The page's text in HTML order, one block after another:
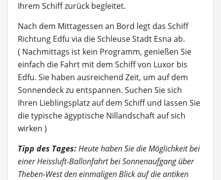
Ihrem Schiff zurück begleitet.
Nach dem Mittagessen an Bord legt das Schiff
Richtung Edfu via die Schleuse Stadt Esna ab.
( Nachmittags ist kein Programm, genießen Sie
einfach die Fahrt mit dem Schiff von Luxor bis
Edfu. Sie haben ausreichend Zeit, um auf dem
Sonnendeck zu entspannen. Suchen Sie sich
Ihren Lieblingsplatz auf dem Schiff und lassen Sie
die typische ägyptische Nillandschaft auf sich
wirken )
Tipp des Tages:Heute haben Sie die Möglichkeit bei
einer Heissluft-Ballonfahrt bei Sonnenaufgang über
Theben-West den einmaligen Blick auf die antiken